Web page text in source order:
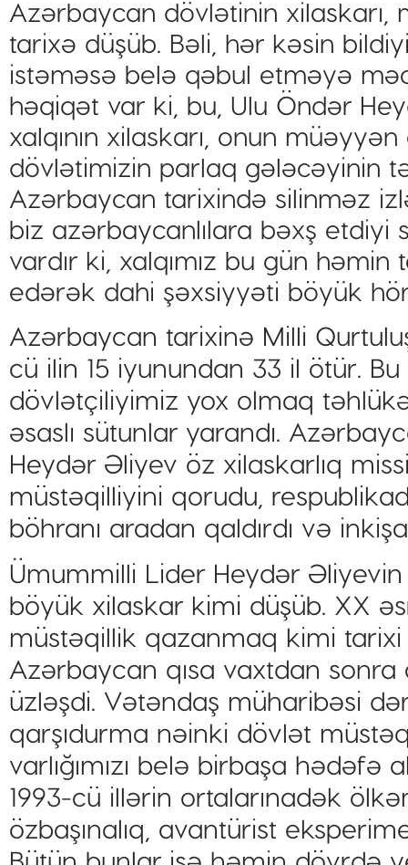
Azərbaycan dövlətinin xilaskarı,
tarixə düşüb. Bəli, hər kəsin
istəməsə belə qəbul etməyə
həqiqət var ki, bu, Ulu Öndər
xalqının xilaskarı, onun
dövlətimizin parlaq gələcəyinin
Azərbaycan tarixində silinməz
biz azərbaycanlılara bəxş etdiyi
vardır ki, xalqımız bu gün
edərək dahi şəxsiyyəti böyük
Azərbaycan tarixinə Milli
cü ilin 15 iyunundan 33 il ötür.
dövlətçiliyimiz yox olmaq
əsaslı sütunlar yarandı.
Heydər Əliyev öz xilaskarlıq
müstəqilliyini qorudu,
böhranı aradan qaldırdı və
Ümummilli Lider Heydər
böyük xilaskar kimi düşüb. XX
müstəqillik qazanmaq kimi
Azərbaycan qısa vaxtdan
üzləşdi. Vətəndaş müharibəsi
qarşıdurma nəinki dövlət
varlığımızı belə birbaşa hədəfə
1993-cü illərin ortalarınadək
özbaşınalıq, avantürist